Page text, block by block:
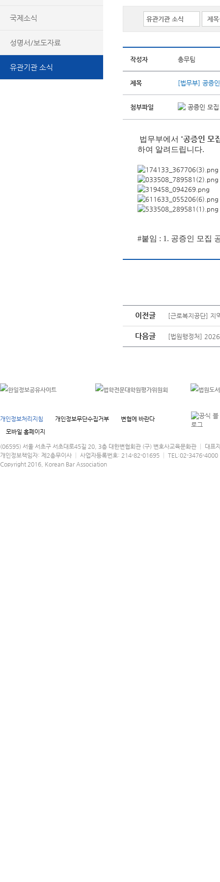
국제소식
성명서/보도자료
유관기관 소식
작성자 총무팀
제목 [법무부] 공증
첨부파일 공증인 모
법무부에서 '공증인 모
하여 알려드립니다.
#붙임 : 1. 공증인 모집
이전글 [근로복지공단] 지
다음글 [법원행정처]
개인정보처리지침 개인정보무단수집거부
변협에 바란다
모바일 홈페이지
(06595) 서울 서초구 서초대로45길 20, 3층 대한변협회관 (구) 변호사교육문화관 │ 대표
개인정보책임자: 제2총무이사 │ 사업자등록번호: 214-82-01695 │ TEL:02-3476-
Copyright 2016, Korean Bar Association